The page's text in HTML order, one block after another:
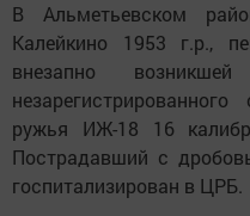
В Альметьевском
Калейкино 1953 г.р.,
внезапно
ружья ИЖ-18 16
Пострадавший с
госпитализирован в ЦРБ.